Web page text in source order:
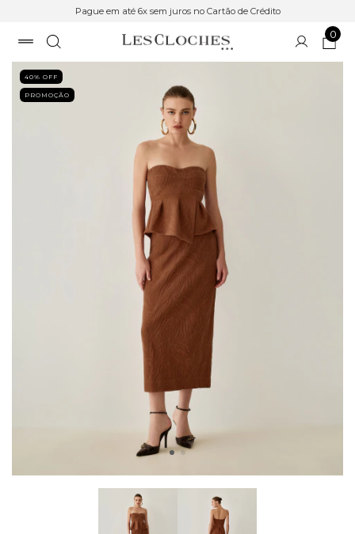
Pague em até 6x sem juros no Cartão de Crédito
0
40% OFF
PROMOÇÃO